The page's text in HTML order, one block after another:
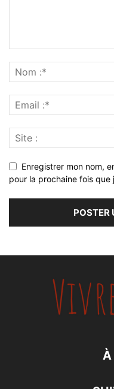
Enregistrer mon nom,
pour la prochaine fois que
À